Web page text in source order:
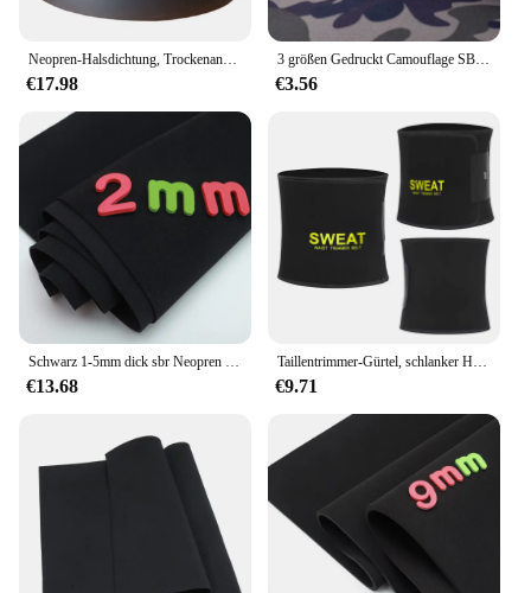
Neopren-Halsdichtung, Trockenanzug, Segel, Tauchen, Tauchanzug, Reparatur, Ersetzen der Halsdichtung für Trockenanzüge
€17.98
3 größen Gedruckt Camouflage SBR Neopren Tauchen Stoff Für DIY Nähen Handwerk Kleidung Taschen Sportswear Materialien Liefert
€3.56
Schwarz 1-5mm dick sbr Neopren Näh stoff Stretch wasserdicht Neopren anzug Taucht uch doppelseitiger Verbund
€13.68
Taillentrimmer-Gürtel, schlanker Herren-Körperformer, Cincher, Bauchkontrolle, Neopren-Schweißwickel für Bauch und Rücken, Lendenwirbelstütze
€9.71